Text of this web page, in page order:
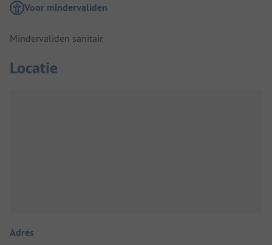
Voor mindervaliden
Mindervaliden sanitair
Locatie
Adres